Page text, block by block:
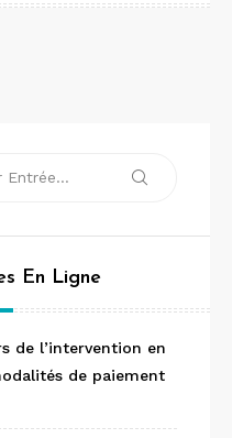
En Ligne
de l’intervention en
de paiement